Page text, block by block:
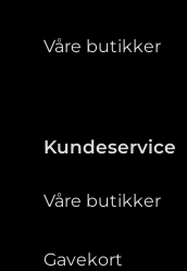
Våre butikker
Kundeservice
Våre butikker
Gavekort